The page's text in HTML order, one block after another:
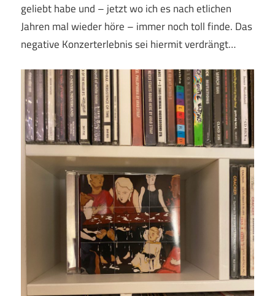
geliebt habe und – jetzt wo ich es nach etlichen
Jahren mal wieder höre – immer noch toll finde. Das
negative Konzerterlebnis sei hiermit verdrängt…